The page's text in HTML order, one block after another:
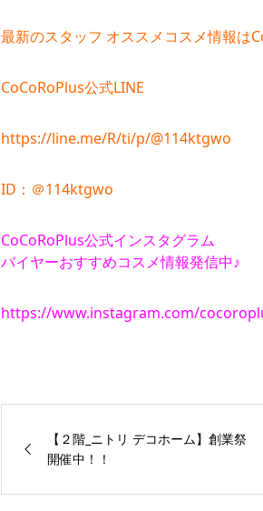
最新のスタッフ オススメコスメ情報は
CoCoRoPlus公式LINE
https://line.me/R/ti/p/@114ktgwo
ID：＠114ktgwo
CoCoRoPlus公式インスタグラム
バイヤーおすすめコスメ情報発信中♪
https://www.instagram.com/
【２階_ニトリ デコホーム】創業祭
開催中！！